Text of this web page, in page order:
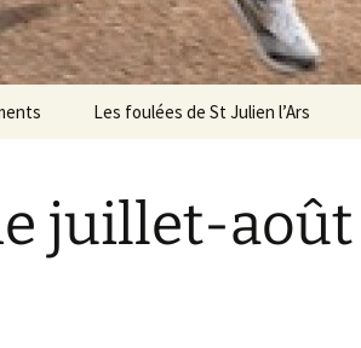
Les foulées de St Julien l’Ars
Les parcours enfants
juillet-août